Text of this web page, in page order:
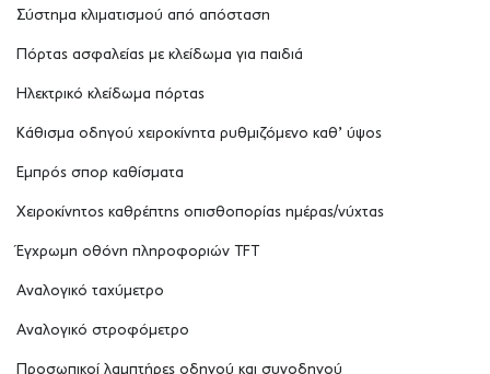
Σύστημα κλιματισμού από απόσταση
Πόρτας ασφαλείας με κλείδωμα για παιδιά
Ηλεκτρικό κλείδωμα πόρτας
Κάθισμα οδηγού χειροκίνητα ρυθμιζόμενο καθ’ ύψος
Εμπρός σπορ καθίσματα
Χειροκίνητος καθρέπτης οπισθοπορίας ημέρας/νύχτας
Έγχρωμη οθόνη πληροφοριών TFT
Αναλογικό ταχύμετρο
Αναλογικό στροφόμετρο
Προσωπικοί λαμπτήρες οδηγού και συνοδηγού